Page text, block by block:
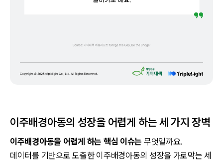
이주배경아동의 성장을 어렵게 하는 세 가지 장벽
이주배경아동을 어렵게 하는 핵심 이슈는 무엇일까요.
데이터를 기반으로 도출한 이주배경아동의 성장을 가로막는 세